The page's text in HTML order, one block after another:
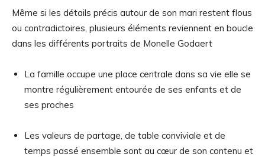
Même si les détails précis autour de son mari restent flous
ou contradictoires, plusieurs éléments reviennent en boucle
dans les différents portraits de Monelle Godaert
La famille occupe une place centrale dans sa vie elle se
montre régulièrement entourée de ses enfants et de
ses proches
Les valeurs de partage, de table conviviale et de
temps passé ensemble sont au cœur de son contenu et